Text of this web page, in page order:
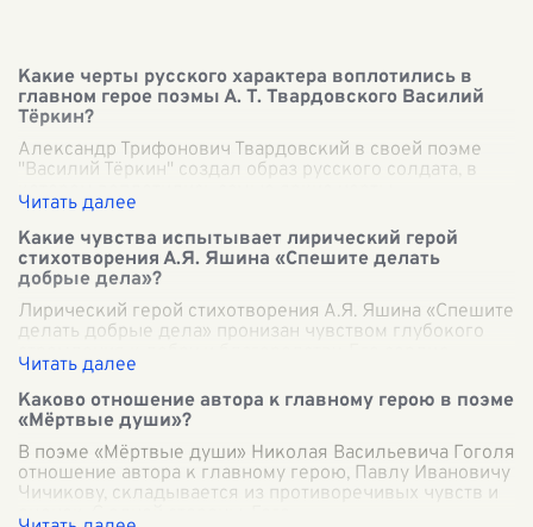
Какие черты русского характера воплотились в
главном герое поэмы А. Т. Твардовского Василий
Тёркин?
Александр Трифонович Твардовский в своей поэме
"Василий Тёркин" создал образ русского солдата, в
котором воплотились самые яркие черты
национального характера. Герой произведения,
Какие чувства испытывает лирический герой
стихотворения А.Я. Яшина «Спешите делать
добрые дела»?
Лирический герой стихотворения А.Я. Яшина «Спешите
делать добрые дела» пронизан чувством глубокого
стремления к добру и благородству. Его сердце
наполнено искренней заботой о людях
Каково отношение автора к главному герою в поэме
«Мёртвые души»?
В поэме «Мёртвые души» Николая Васильевича Гоголя
отношение автора к главному герою, Павлу Ивановичу
Чичикову, складывается из противоречивых чувств и
оценок. С одной стороны, Гого